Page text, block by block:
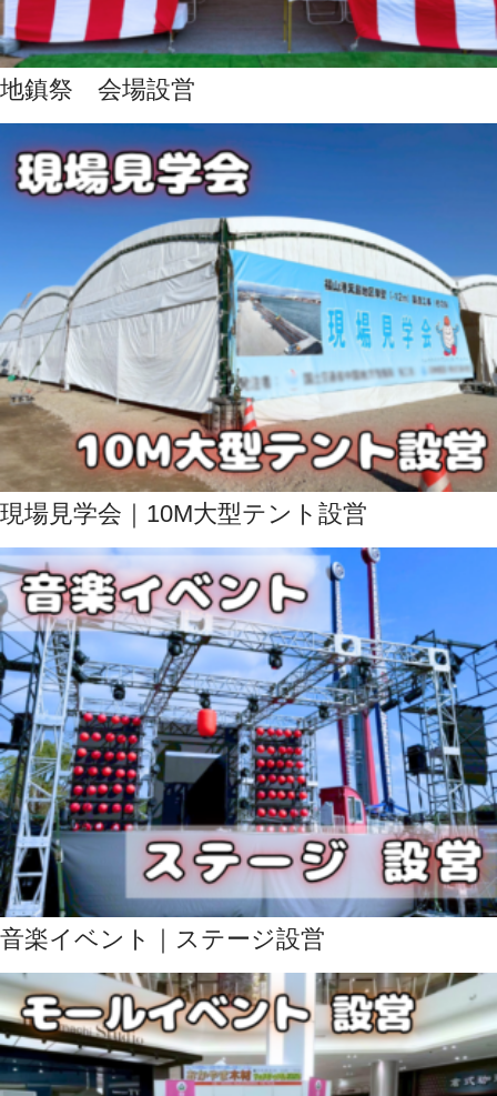
地鎮祭 会場設営
現場見学会｜10M大型テント設営
音楽イベント｜ステージ設営